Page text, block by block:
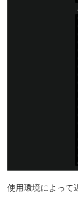
使用環境によって